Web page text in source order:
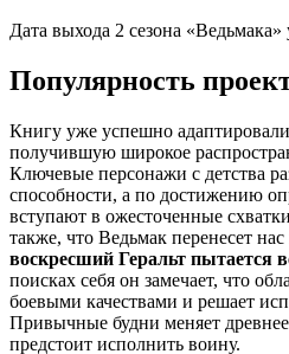
Дата выхода 2 сезона «Ведьмака»
Популярность
Книгу уже успешно
получившую широкое
Ключевые персонажи с детства
способности, а по достижению
вступают в ожесточенные
также, что Ведьмак перенесет
воскресший Геральт пытается
поисках себя он замечает, что
боевыми качествами и решает
Привычные будни меняет
предстоит исполнить воину.